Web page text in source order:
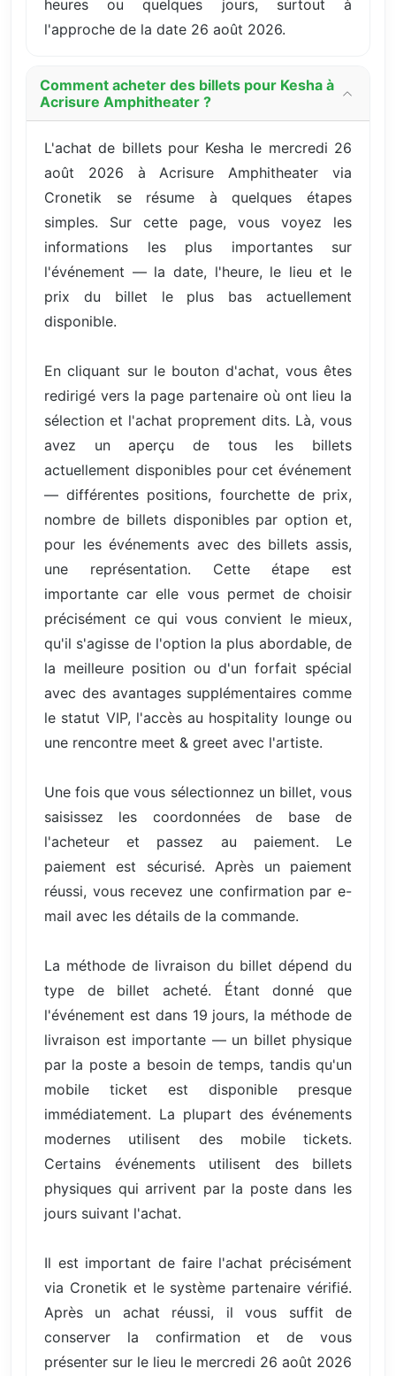
heures ou quelques jours, surtout à
l'approche de la date 26 août 2026.
Comment acheter des billets pour Kesha à
Acrisure Amphitheater ?
L'achat de billets pour Kesha le mercredi 26
août 2026 à Acrisure Amphitheater via
Cronetik se résume à quelques étapes
simples. Sur cette page, vous voyez les
informations les plus importantes sur
l'événement — la date, l'heure, le lieu et le
prix du billet le plus bas actuellement
disponible.
En cliquant sur le bouton d'achat, vous êtes
redirigé vers la page partenaire où ont lieu la
sélection et l'achat proprement dits. Là, vous
avez un aperçu de tous les billets
actuellement disponibles pour cet événement
— différentes positions, fourchette de prix,
nombre de billets disponibles par option et,
pour les événements avec des billets assis,
une représentation. Cette étape est
importante car elle vous permet de choisir
précisément ce qui vous convient le mieux,
qu'il s'agisse de l'option la plus abordable, de
la meilleure position ou d'un forfait spécial
avec des avantages supplémentaires comme
le statut VIP, l'accès au hospitality lounge ou
une rencontre meet & greet avec l'artiste.
Une fois que vous sélectionnez un billet, vous
saisissez les coordonnées de base de
l'acheteur et passez au paiement. Le
paiement est sécurisé. Après un paiement
réussi, vous recevez une confirmation par e-
mail avec les détails de la commande.
La méthode de livraison du billet dépend du
type de billet acheté. Étant donné que
l'événement est dans 19 jours, la méthode de
livraison est importante — un billet physique
par la poste a besoin de temps, tandis qu'un
mobile ticket est disponible presque
immédiatement. La plupart des événements
modernes utilisent des mobile tickets.
Certains événements utilisent des billets
physiques qui arrivent par la poste dans les
jours suivant l'achat.
Il est important de faire l'achat précisément
via Cronetik et le système partenaire vérifié.
Après un achat réussi, il vous suffit de
conserver la confirmation et de vous
présenter sur le lieu le mercredi 26 août 2026